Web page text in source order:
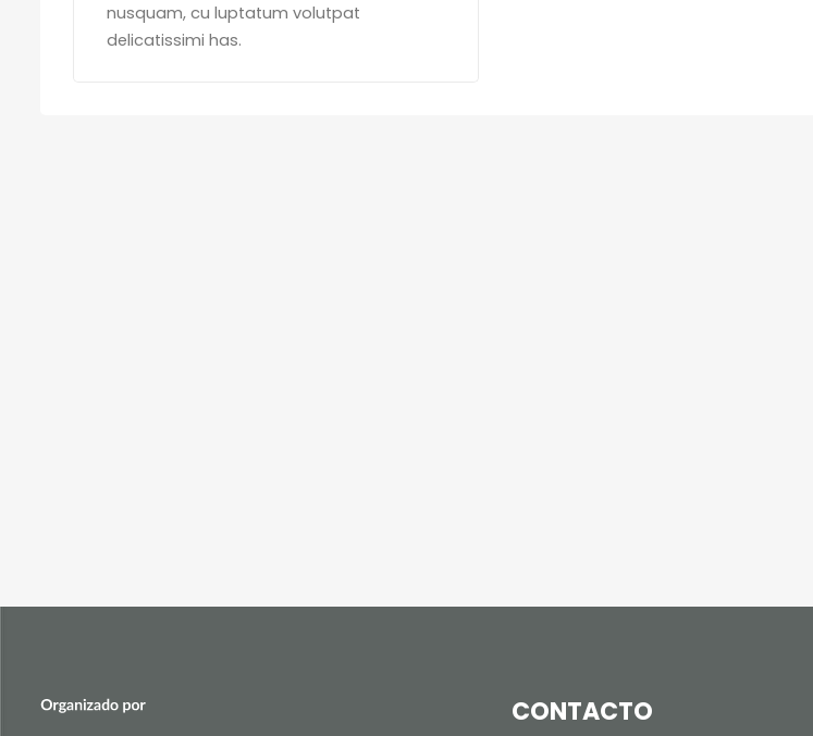
nusquam, cu luptatum volutpat
delicatissimi has.
CONTACTO